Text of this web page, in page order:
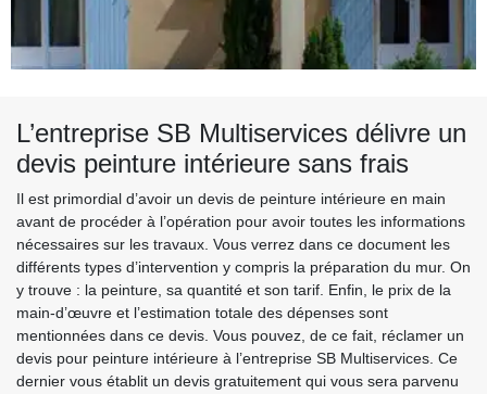
L’entreprise SB Multiservices délivre un
devis peinture intérieure sans frais
Il est primordial d’avoir un devis de peinture intérieure en main
avant de procéder à l’opération pour avoir toutes les informations
nécessaires sur les travaux. Vous verrez dans ce document les
différents types d’intervention y compris la préparation du mur. On
y trouve : la peinture, sa quantité et son tarif. Enfin, le prix de la
main-d’œuvre et l’estimation totale des dépenses sont
mentionnées dans ce devis. Vous pouvez, de ce fait, réclamer un
devis pour peinture intérieure à l’entreprise SB Multiservices. Ce
dernier vous établit un devis gratuitement qui vous sera parvenu